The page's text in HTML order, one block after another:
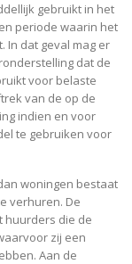
gebruikt in het
periode waarin het
In dat geval mag er
dat de
voor belaste
van de op de
indien en voor
te gebruiken voor
woningen bestaat
verhuren. De
huurders die de
zij een
Aan de